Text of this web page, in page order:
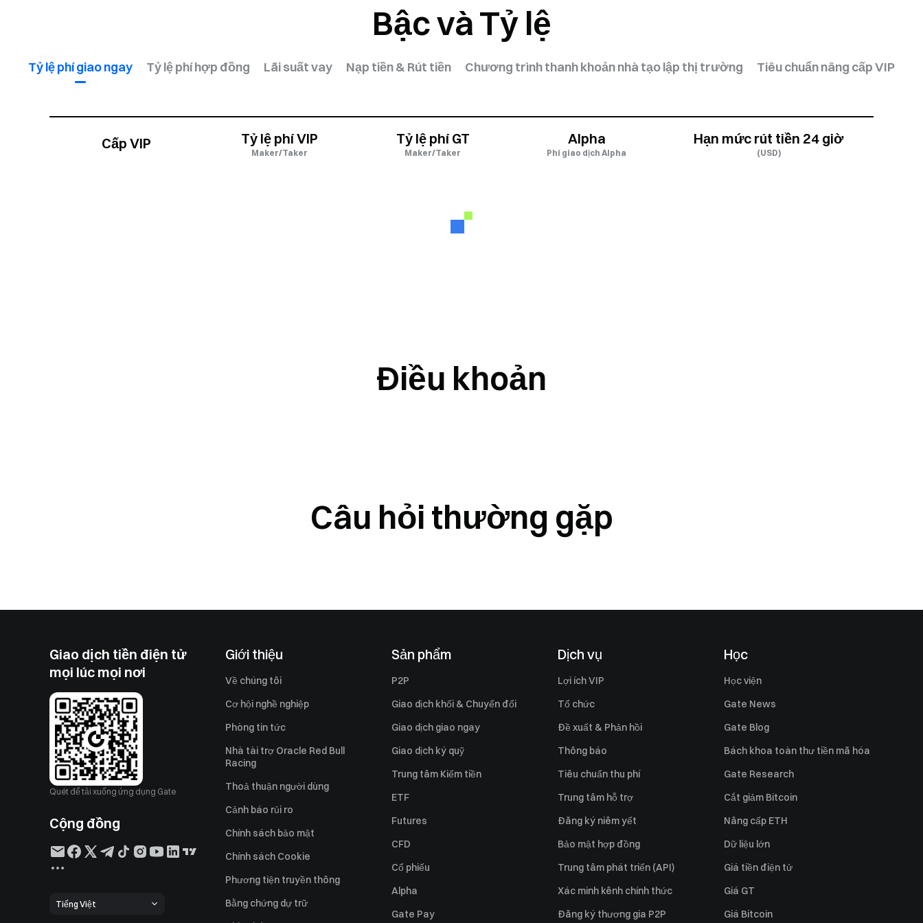
Bậc và Tỷ lệ
Tỷ lệ phí giao ngay Tỷ lệ phí hợp đồng Lãi suất vay Nạp tiền & Rút tiền Chương trình thanh khoản nhà tạo lập thị trường Tiêu chuẩn nâng cấp VIP
Cấp VIP Tỷ lệ phí VIP
Maker/Taker
Tỷ lệ phí GT
Maker/Taker
Alpha
Phí giao dịch Alpha
Hạn mức rút tiền 24 giờ
(USD)
Điều khoản
Câu hỏi thường gặp
Giao dịch tiền điện tử
mọi lúc mọi nơi
Quét để tải xuống ứng dụng Gate
Cộng đồng
Tiếng Việt
Giới thiệu
Về chúng tôi
Cơ hội nghề nghiệp
Phòng tin tức
Nhà tài trợ Oracle Red Bull
Racing
Thoả thuận người dùng
Cảnh báo rủi ro
Chính sách bảo mật
Chính sách Cookie
Phương tiện truyền thông
Bằng chứng dự trữ
Sản phẩm
P2P
Giao dịch khối & Chuyển đổi
Giao dịch giao ngay
Giao dịch ký quỹ
Trung tâm Kiếm tiền
ETF
Futures
CFD
Cổ phiếu
Alpha
Gate Pay
Dịch vụ
Lợi ích VIP
Tổ chức
Đề xuất & Phản hồi
Thông báo
Tiêu chuẩn thu phí
Trung tâm hỗ trợ
Đăng ký niêm yết
Bảo mật hợp đồng
Trung tâm phát triển (API)
Xác minh kênh chính thức
Đăng ký thương gia P2P
Học
Học viện
Gate News
Gate Blog
Bách khoa toàn thư tiền mã hóa
Gate Research
Cắt giảm Bitcoin
Nâng cấp ETH
Dữ liệu lớn
Giá tiền điện tử
Giá GT
Giá Bitcoin